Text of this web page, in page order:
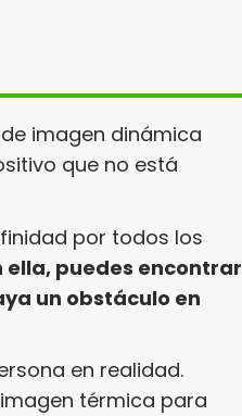
imagen dinámica
que no está
por todos los
puedes encontrar
un obstáculo en
en realidad.
térmica para